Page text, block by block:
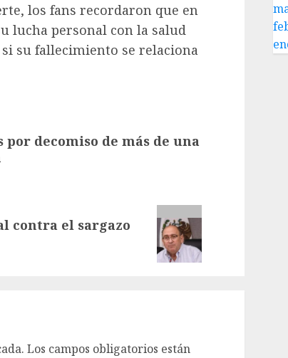
los fans recordaron que en
lucha personal con la salud
su fallecimiento se relaciona
por decomiso de más de una
contra el sargazo
Los campos obligatorios están